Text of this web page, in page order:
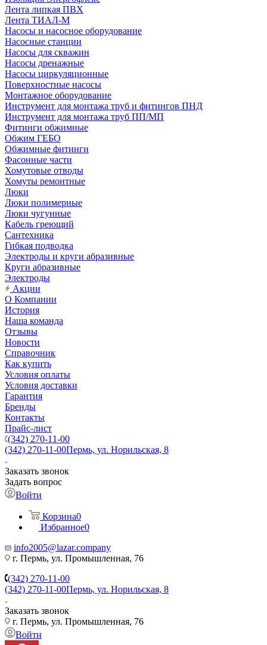
Лента липкая ПВХ
Лента ТИАЛ-М
Насосы и насосное оборудование
Насосные станции
Насосы для скважин
Насосы дренажные
Насосы циркуляционные
Поверхностные насосы
Монтажное оборудование
Инструмент для монтажа труб и фитингов ПНД
Инструмент для монтажа труб ПП/МП
Фитинги обжимные
Обжим ГЕБО
Обжимные фитинги
Фасонные части
Хомутовые отводы
Хомуты ремонтные
Люки
Люки полимерные
Люки чугунные
Кабель греющий
Сантехника
Гибкая подводка
Электроды и круги абразивные
Круги абразивные
Электроды
Акции
О Компании
История
Наша команда
Отзывы
Новости
Справочник
Как купить
Условия оплаты
Условия доставки
Гарантия
Бренды
Контакты
Прайс-лист
(342) 270-11-00
(342) 270-11-00Пермь, ул. Норильская, 8
Заказать звонок
Задать вопрос
Войти
Корзина0
Избранное0
info2005@lazar.company
г. Пермь, ул. Промышленная, 76
(342) 270-11-00
(342) 270-11-00Пермь, ул. Норильская, 8
Заказать звонок
г. Пермь, ул. Промышленная, 76
Войти